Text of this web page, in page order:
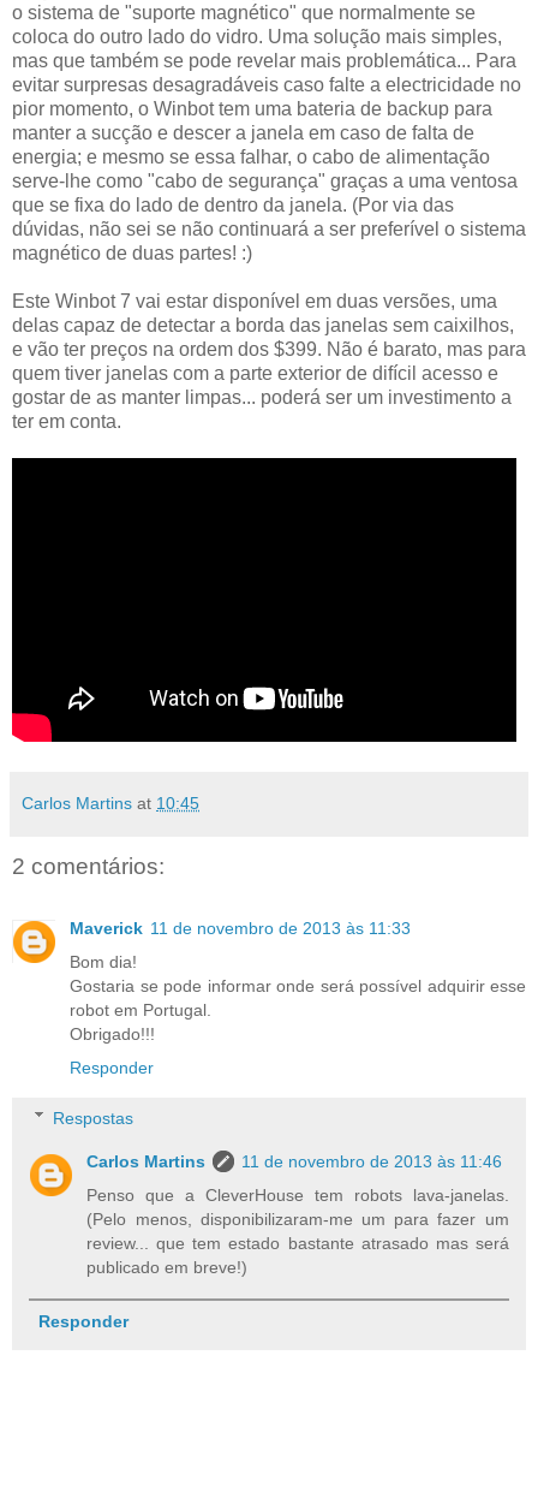
o sistema de "suporte magnético" que normalmente se
coloca do outro lado do vidro. Uma solução mais simples,
mas que também se pode revelar mais problemática... Para
evitar surpresas desagradáveis caso falte a electricidade no
pior momento, o Winbot tem uma bateria de backup para
manter a sucção e descer a janela em caso de falta de
energia; e mesmo se essa falhar, o cabo de alimentação
serve-lhe como "cabo de segurança" graças a uma ventosa
que se fixa do lado de dentro da janela. (Por via das
dúvidas, não sei se não continuará a ser preferível o sistema
magnético de duas partes! :)
Este Winbot 7 vai estar disponível em duas versões, uma
delas capaz de detectar a borda das janelas sem caixilhos,
e vão ter preços na ordem dos $399. Não é barato, mas para
quem tiver janelas com a parte exterior de difícil acesso e
gostar de as manter limpas... poderá ser um investimento a
ter em conta.
Carlos Martins at 10:45
2 comentários:
Maverick 11 de novembro de 2013 às 11:33
Bom dia!
Gostaria se pode informar onde será possível adquirir esse
robot em Portugal.
Obrigado!!!
Responder
Respostas
Carlos Martins
11 de novembro de 2013 às 11:46
Penso que a CleverHouse tem robots lava-janelas.
(Pelo menos, disponibilizaram-me um para fazer um
review... que tem estado bastante atrasado mas será
publicado em breve!)
Responder